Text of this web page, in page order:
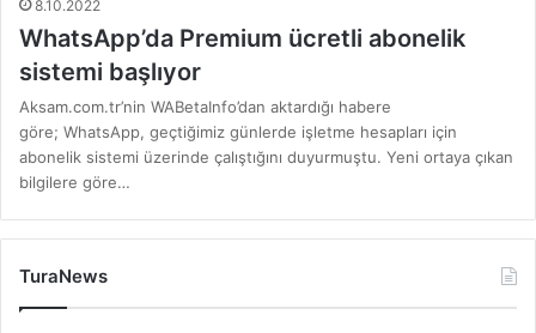
8.10.2022
WhatsApp’da Premium ücretli abonelik
sistemi başlıyor
Aksam.com.tr’nin WABetaInfo’dan aktardığı habere
göre; WhatsApp, geçtiğimiz günlerde işletme hesapları için
abonelik sistemi üzerinde çalıştığını duyurmuştu. Yeni ortaya çıkan
bilgilere göre…
TuraNews